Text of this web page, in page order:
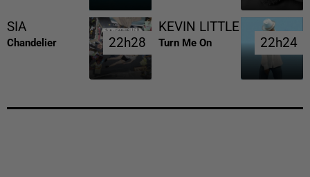
SIA
Chandelier 22h28
22h28
KEVIN LITTLE
Turn Me On 22h24
22h24